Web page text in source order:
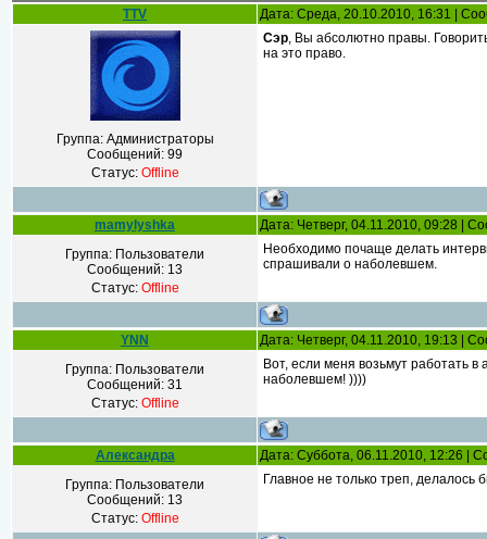
TTV Дата: Среда, 20.10.2010, 16:31 |
Группа: Администраторы
Сообщений: 99
Статус: Offline
Сэр, Вы абсолютно правы.
на это право.
mamylyshka
Дата: Четверг, 04.11.2010, 09:28 |
Группа: Пользователи
Сообщений: 13
Статус: Offline
Необходимо почаще делать
спрашивали о наболевшем.
YNN
Дата: Четверг, 04.11.2010, 19:13 |
Группа: Пользователи
Сообщений: 31
Статус: Offline
Вот, если меня возьмут работать
наболевшем! ))))
Александра
Дата: Суббота, 06.11.2010, 12:26 |
Группа: Пользователи
Сообщений: 13
Статус: Offline
Главное не только треп,